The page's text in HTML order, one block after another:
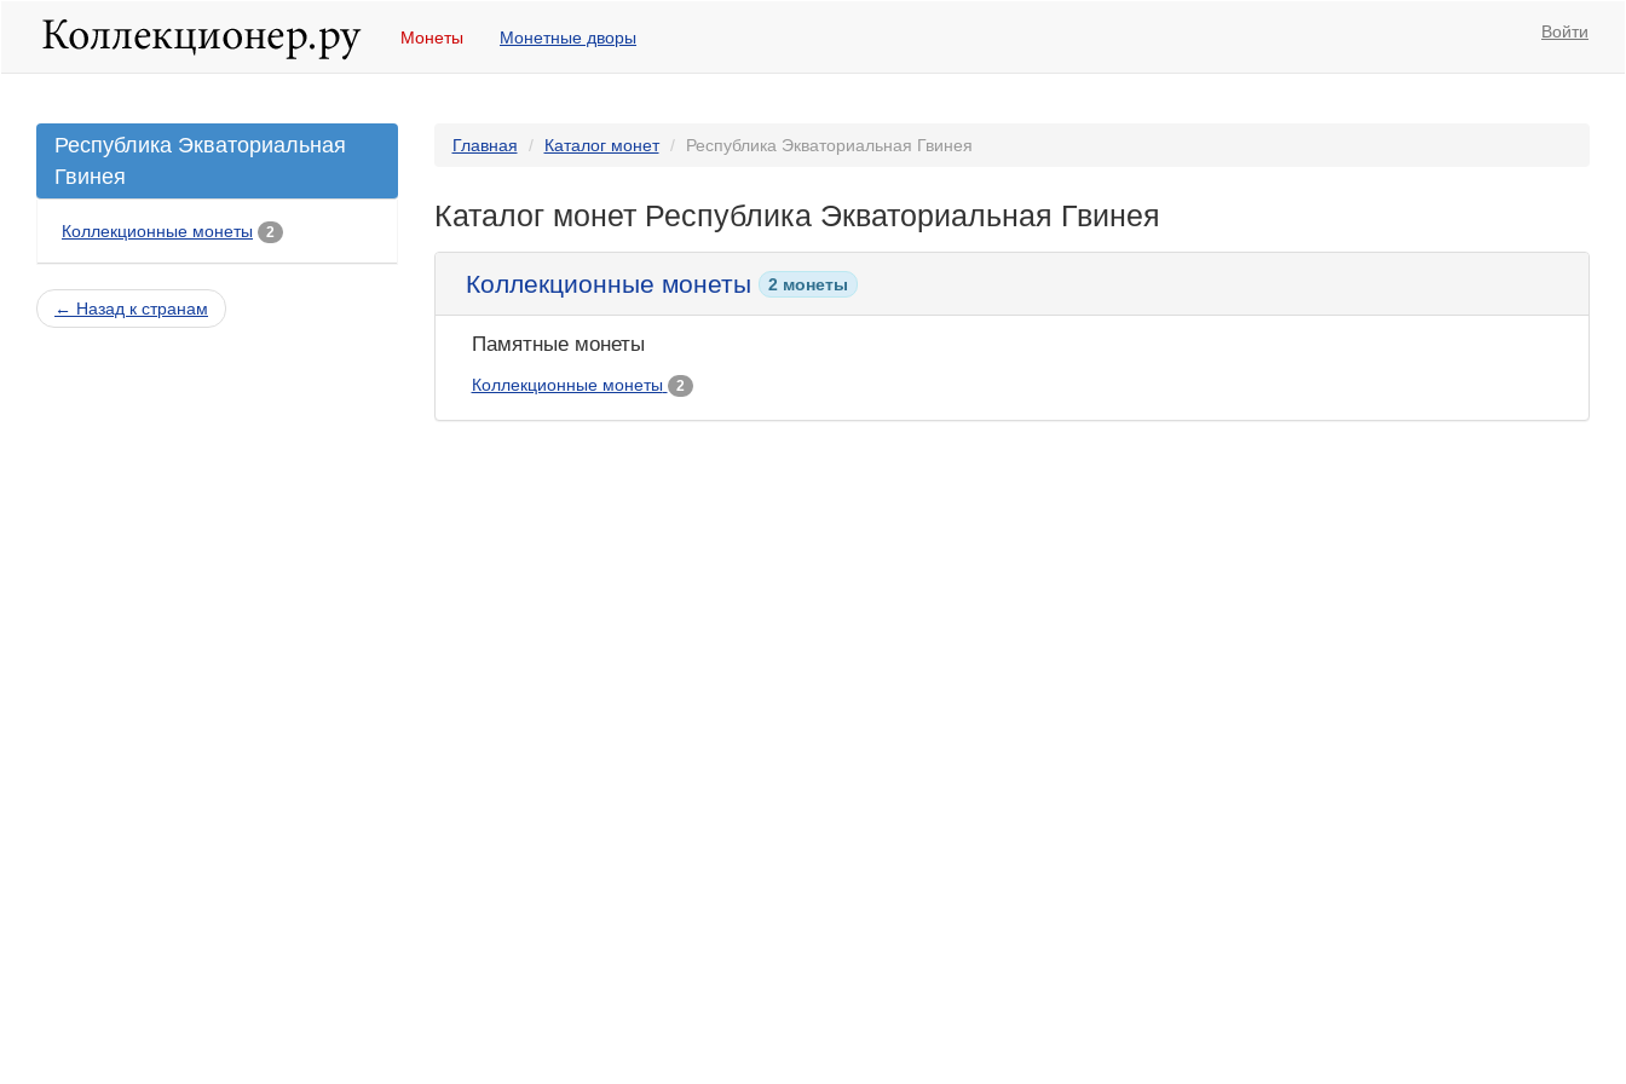
Войти
Монеты Монетные дворы
Республика Экваториальная
Гвинея
Коллекционные монеты 2
← Назад к странам
Главная Каталог монет Республика Экваториальная Гвинея
Каталог монет Республика Экваториальная Гвинея
Коллекционные монеты 2 монеты
Памятные монеты
Коллекционные монеты 2